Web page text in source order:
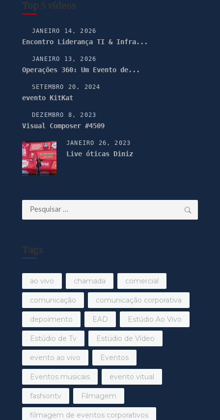
Top 5 vídeos
JANEIRO 14, 2026
Encontro Liderança TI & Infra...
JANEIRO 13, 2026
Operações 360: Um Evento de...
SETEMBRO 20, 2024
evento KitKat
DEZEMBRO 8, 2023
Visual Composer #4509
JANEIRO 26, 2023
Live óticas Diniz
Pesquisar
por:
Tags
ao vivo chamada comercial
comunicação comunicação corporativa
depoimento EAD Estúdio Ao Vivo
Estúdio de Tv Estúdio de Vídeo
evento ao vivo Eventos
Eventos musicais evento vitual
fashiontv Filmagem
filmagem de eventos corporativos